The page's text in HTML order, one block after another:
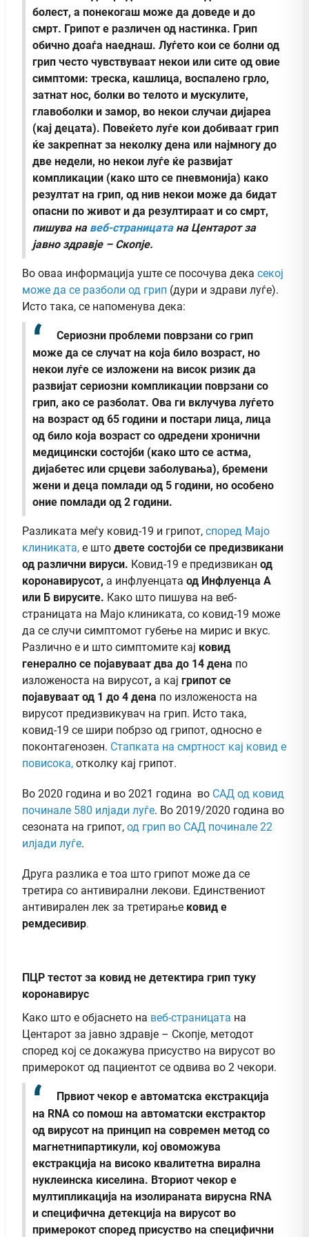
болест, а понекогаш може да доведе и до
смрт. Грипот е различен од настинка. Грип
обично доаѓа наеднаш. Луѓето кои се болни од
грип често чувствуваат некои или сите од овие
симптоми: треска, кашлица, воспалено грло,
затнат нос, болки во телото и мускулите,
главоболки и замор, во некои случаи дијареа
(кај децата). Повеќето луѓе кои добиваат грип
ќе закрепнат за неколку дена или најмногу до
две недели, но некои луѓе ќе развијат
компликации (како што се пневмонија) како
резултат на грип, од нив некои може да бидат
опасни по живот и да резултираат и со смрт,
пишува на веб-страницатана Центарот за
јавно здравје – Скопје.
Во оваа информација уште се посочува дека секој
може да се разболи од грип (дури и здрави луѓе).
Исто така, се напоменува дека:
Сериозни проблеми поврзани со грип
може да се случат на која било возраст, но
некои луѓе се изложени на висок ризик да
развијат сериозни компликации поврзани со
грип, ако се разболат. Ова ги вклучува луѓето
на возраст од 65 години и постари лица, лица
од било која возраст со одредени хронични
медицински состојби (како што се астма,
дијабетес или срцеви заболувања), бремени
жени и деца помлади од 5 години, но особено
оние помлади од 2 години.
Разликата меѓу ковид-19 и грипот, според Мајо
клиниката, е што двете состојби се предизвикани
од различни вируси. Ковид-19 е предизвикан од
коронавирусот, а инфлуенцата од Инфлуенца А
или Б вирусите. Како што пишува на веб-
страницата на Мајо клиниката, со ковид-19 може
да се случи симптомот губење на мирис и вкус.
Различно е и што симптомите кај ковид
генерално се појавуваат два до 14 дена по
изложеноста на вирусот, а кај грипот се
појавуваат од 1 до 4 дена по изложеноста на
вирусот предизвикувач на грип. Исто така,
ковид-19 се шири побрзо од грипот, односно е
поконтагенозен. Стапката на смртност кај ковид е
повисока, отколку кај грипот.
Во 2020 година и во 2021 година во САД од ковид
починале 580 илјади луѓе. Во 2019/2020 година во
сезоната на грипот, од грип во САД починале 22
илјади луѓе.
Друга разлика е тоа што грипот може да се
третира со антивирални лекови. Единствениот
антивирален лек за третирање ковид е
ремдесивир.
ПЦР тестот за ковид не детектира грип туку
коронавирус
Како што е објаснето на веб-страницата на
Центарот за јавно здравје – Скопје, методот
според кој се докажува присуство на вирусот во
примерокот од пациентот се одвива во 2 чекори.
Првиот чекор е автоматска екстракција
на RNA со помош на автоматски екстрактор
од вирусот на принцип на современ метод со
магнетнипартикули, кој овоможува
екстракција на високо квалитетна вирална
нуклеинска киселина. Вториот чекор е
мултипликација на изолираната вирусна RNA
и специфична детекција на вирусот во
примерокот според присуство на специфични